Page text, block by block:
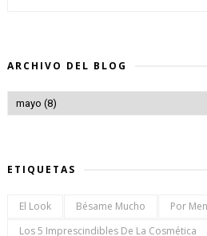
ARCHIVO DEL BLOG
ETIQUETAS
El Look Bésame Mucho Por
Los 5 Imprescindibles De La Cosmética